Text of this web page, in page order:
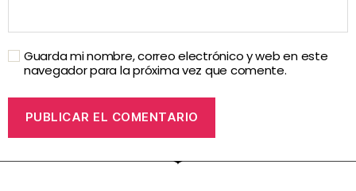
Guarda mi nombre, correo electrónico y web en este
navegador para la próxima vez que comente.